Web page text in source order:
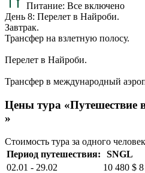
Питание: Все включено
День 8: Перелет в Найроби.
Завтрак.
Трансфер на взлетную полосу.
Перелет в Найроби.
Трансфер в международный
Цены тура «Путешествие
»
Стоимость тура за одного
Период путешествия:
SNGL
02.01 - 29.02
10 480 $